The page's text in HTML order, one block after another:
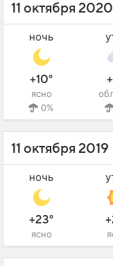
11 октября 2020
ночь
+10°
ясно
0%
11 октября 2019
ночь
+23°
ясно